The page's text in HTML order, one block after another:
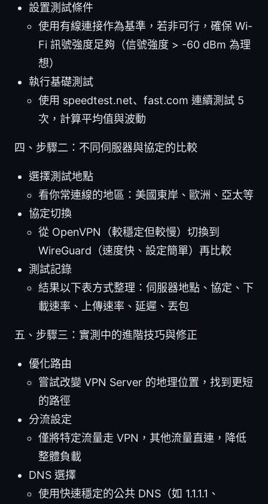
設置測試條件
使用有線連接作為基準，若非可行，確保 Wi-
Fi 訊號強度足夠（信號強度 > -60 dBm 為理
想）
執行基礎測試
使用 speedtest.net、fast.com 連續測試 5
次，計算平均值與波動
四、步驟二：不同伺服器與協定的比較
選擇測試地點
看你常連線的地區：美國東岸、歐洲、亞太等
協定切換
從 OpenVPN（較穩定但較慢）切換到
WireGuard（速度快、設定簡單）再比較
測試記錄
結果以下表方式整理：伺服器地點、協定、下
載速率、上傳速率、延遲、丟包
五、步驟三：實測中的進階技巧與修正
優化路由
嘗試改變 VPN Server 的地理位置，找到更短
的路徑
分流設定
僅將特定流量走 VPN，其他流量直連，降低
整體負載
DNS 選擇
使用快速穩定的公共 DNS（如 1.1.1.1、